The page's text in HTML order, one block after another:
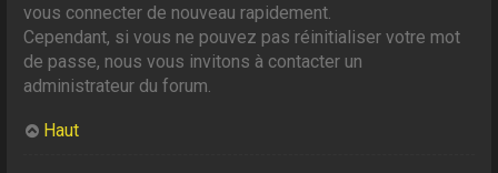
vous connecter de nouveau rapidement.
Cependant, si vous ne pouvez pas réinitialiser votre mot
de passe, nous vous invitons à contacter un
administrateur du forum.
Haut